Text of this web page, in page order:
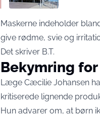
Maskerne indeholder
give rødme, svie og
Det skriver B.T.
Bekymring
Læge Cæcilie Johansen
kritiserede lignende
Hun advarer om, at børn